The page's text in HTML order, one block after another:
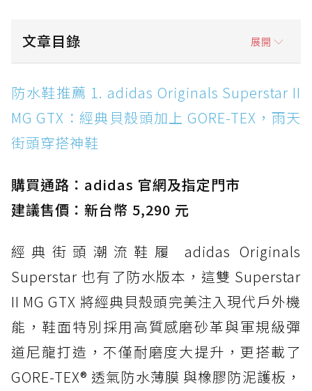
文章目錄 展開
防水鞋推薦 1. adidas Originals Superstar II
MG GTX：經典貝殼頭加上 GORE-TEX，雨天街
頭穿搭神鞋
防水鞋推薦 2. New Balance Hierro v9 GORE-
防水鞋推薦 3. Nike Dunk Low GORE-TEX：
經典 Dunk 輪廓加上防水科技，雨天穿搭帥度不
打折
防水鞋推薦 4. ASICS TRABUCO 14 GTX：搭
載 GORE-TEX 隱形貼合科技，全方位防水神鞋
防水鞋推薦 5. Salomon XT-6 GORE-TEX：潮
人必備山系鞋王！防滑、防水與街頭顏值一次攻
頂
防水鞋推薦 6. HOKA Stinson Evo GTX：越野
復刻厚底，GORE-TEX 防水與增高神器一次滿
防水鞋推薦 1. adidas Originals Superstar II
MG GTX：經典貝殼頭加上 GORE-TEX，雨天
街頭穿搭神鞋
購買通路：adidas 官網及指定門市
建議售價：新台幣 5,290 元
經典街頭潮流鞋履 adidas Originals
Superstar 也有了防水版本，這雙 Superstar
II MG GTX 將經典貝殼頭完美注入現代戶外機
能，鞋面特別採用高質感磨砂革與軍規級彈
道尼龍打造，不僅耐磨度大提升，更搭載了
GORE-TEX® 透氣防水薄膜 與橡膠防泥護板，